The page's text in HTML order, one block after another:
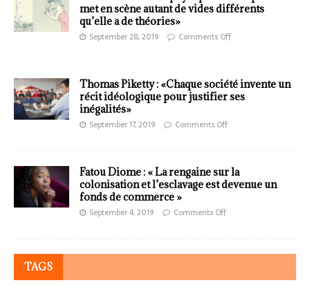
met en scène autant de vides différents
qu’elle a de théories»
September 28, 2019 Comments Off
Thomas Piketty : «Chaque société invente un
récit idéologique pour justifier ses
inégalités»
September 17, 2019 Comments Off
Fatou Diome : « La rengaine sur la
colonisation et l’esclavage est devenue un
fonds de commerce »
September 4, 2019 Comments Off
TAGS